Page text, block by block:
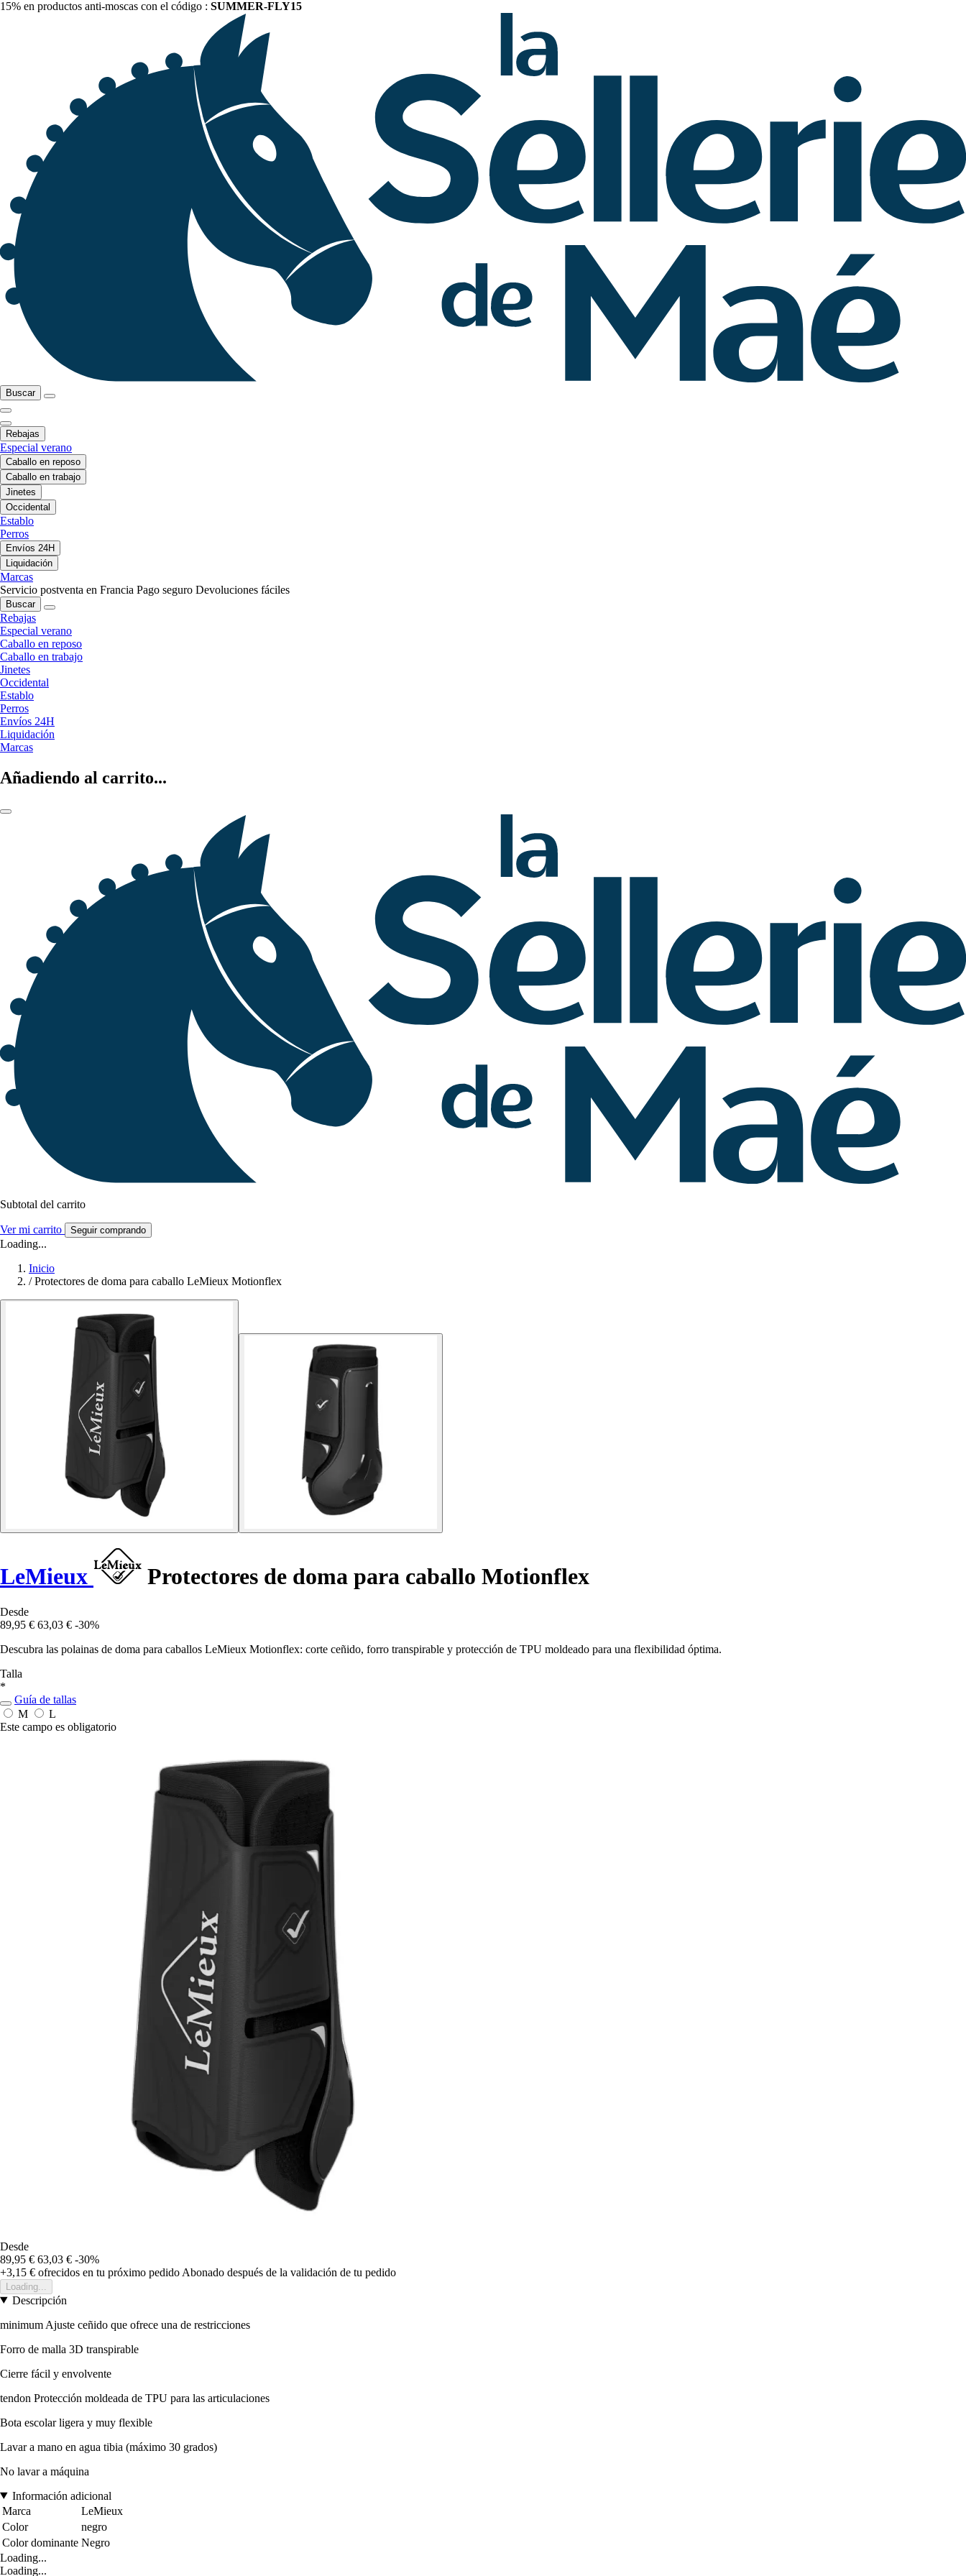
15% en productos anti-moscas con el código : SUMMER-FLY15
Buscar
Rebajas
Especial verano
Caballo en reposo
Caballo en trabajo
Jinetes
Occidental
Establo
Perros
Envíos 24H
Liquidación
Marcas
Servicio postventa en Francia Pago seguro Devoluciones fáciles
Buscar
Rebajas
Especial verano
Caballo en reposo
Caballo en trabajo
Jinetes
Occidental
Establo
Perros
Envíos 24H
Liquidación
Marcas
Añadiendo al carrito...
Subtotal del carrito
Ver mi carrito Seguir comprando
Loading...
Inicio
/ Protectores de doma para caballo LeMieux Motionflex
LeMieux Protectores de doma para caballo Motionflex
Desde
89,95 € 63,03 € -30%
Descubra las polainas de doma para caballos LeMieux Motionflex: corte ceñido, forro transpirable y protección de TPU moldeado para una flexibilidad óptima.
Talla
*
Guía de tallas
M
L
Este campo es obligatorio
Desde
89,95 € 63,03 € -30%
+3,15 € ofrecidos en tu próximo pedido Abonado después de la validación de tu pedido
Loading...
Descripción
minimum Ajuste ceñido que ofrece una de restricciones
Forro de malla 3D transpirable
Cierre fácil y envolvente
tendon Protección moldeada de TPU para las articulaciones
Bota escolar ligera y muy flexible
Lavar a mano en agua tibia (máximo 30 grados)
No lavar a máquina
Información adicional
Marca
LeMieux
Color
negro
Color dominante Negro
Loading...
Loading...